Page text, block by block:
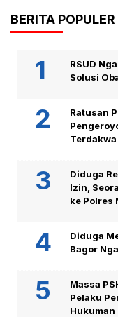
BERITA POPULER
RSUD
Solusi
Ratusan
Diduga
Izin,
ke Polres
Diduga
Bagor
Massa
Pelaku
Hukuman